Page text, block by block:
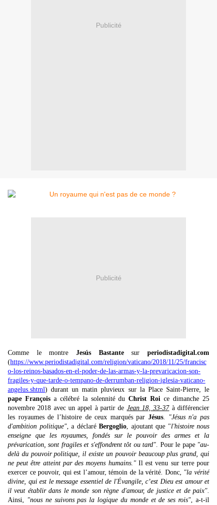
Publicité
Publicité
Comme le montre Jesús Bastantesurperiodistadigital.com
(https://www.periodistadigital.com/religion/vaticano/2018/11/25/francisc
o-los-reinos-basados-en-el-poder-de-las-armas-y-la-prevaricacion-son-
fragiles-y-que-tarde-o-tempano-de-derrumban-religion-iglesia-vaticano-
angelus.shtml) durant un matin pluvieux sur la Place Saint-Pierre, le
pape Françoisa célébré la solennité duChrist Roi ce dimanche 25
novembre 2018 avec un appel à partir de Jean 18, 33-37à différencier
les royaumes de l’histoire de ceux marqués parJésus. "Jésus n'a pas
d'ambition politique", a déclaré Bergoglio, ajoutant que "l'histoire nous
enseigne que les royaumes, fondés sur le pouvoir des armes et la
prévarication, sont fragiles et s'effondrent tôt ou tard". Pour le pape "au-
delà du pouvoir politique, il existe un pouvoir beaucoup plus grand, qui
ne peut être atteint par des moyens humains."Il est venu sur terre pour
exercer ce pouvoir, qui est l’amour, témoin de la vérité. Donc, "la vérité
divine, qui est le message essentiel de l'Évangile, c’est Dieu est amour et
il veut établir dans le monde son règne d'amour, de justice et de paix".
Ainsi, "nous ne suivons pas la logique du monde et de ses rois", a-t-il